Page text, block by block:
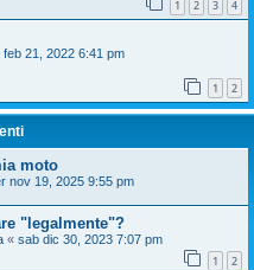
1 2 3 4
feb 21, 2022 6:41 pm
1 2
moto
nov 19, 2025 9:55 pm
"legalmente"?
« sab dic 30, 2023 7:07 pm
1 2